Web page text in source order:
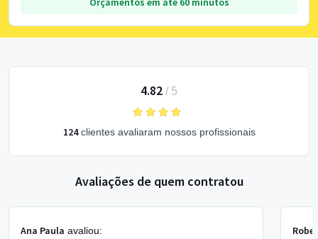
4.82 / 5
124clientes avaliaram nossos profissionais
Avaliações de quem contratou
Ana Paula avaliou: